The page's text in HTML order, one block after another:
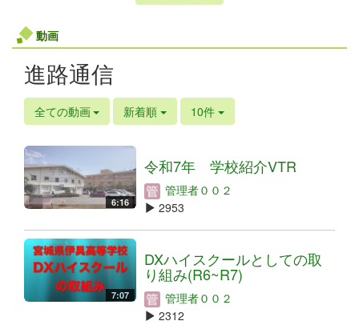
動画
進路通信
全ての動画 新着順 10件
6:16
令和7年 学校紹介VTR
管理者００２
2953
7:07
DXハイスクールとしての取
り組み(R6~R7)
管理者００２
2312